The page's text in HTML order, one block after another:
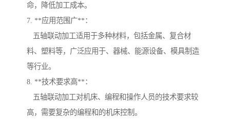
命，降低加工成本。
7. **应用范围广**：
五轴联动加工适用于多种材料，包括金属、复合材
料、塑料等，广泛应用于、器械、能源设备、模具制造
等行业。
8. **技术要求高**：
五轴联动加工对机床、编程和操作人员的技术要求较
高，需要复杂的编程和的机床控制。